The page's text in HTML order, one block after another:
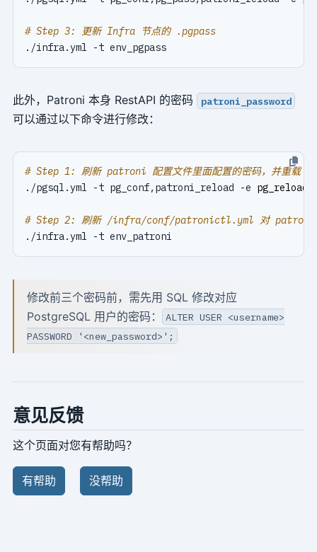
# Step 3: 更新 Infra 节点的 .pgpass
./infra.yml -t env_pgpass
此外，Patroni 本身 RestAPI 的密码 patroni_password
可以通过以下命令进行修改：
# Step 1: 刷新 patroni 配置文件里面配置的密码，并重载
./pgsql.yml -t pg_conf,patroni_reload -e pg_reload
# Step 2: 刷新 /infra/conf/patronictl.yml 对 patroni
修改前三个密码前，需先用 SQL 修改对应
PostgreSQL 用户的密码：
ALTER USER <username>
PASSWORD '<new_password>';
意见反馈
这个页面对您有帮助吗？
有帮助 没帮助